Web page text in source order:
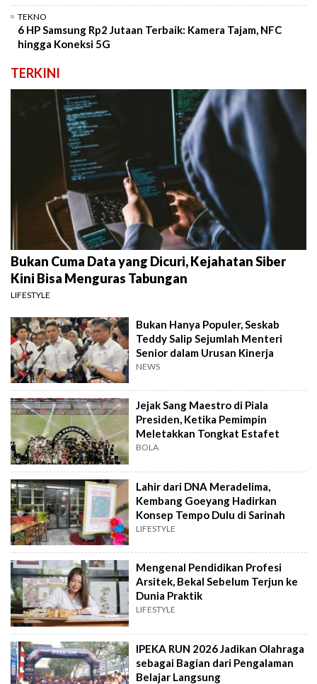
TEKNO
6 HP Samsung Rp2 Jutaan Terbaik: Kamera Tajam, NFC
hingga Koneksi 5G
TERKINI
Bukan Cuma Data yang Dicuri, Kejahatan Siber
Kini Bisa Menguras Tabungan
LIFESTYLE
Bukan Hanya Populer, Seskab
Teddy Salip Sejumlah Menteri
Senior dalam Urusan Kinerja
NEWS
Jejak Sang Maestro di Piala
Presiden, Ketika Pemimpin
Meletakkan Tongkat Estafet
BOLA
Lahir dari DNA Meradelima,
Kembang Goeyang Hadirkan
Konsep Tempo Dulu di Sarinah
LIFESTYLE
Mengenal Pendidikan Profesi
Arsitek, Bekal Sebelum Terjun ke
Dunia Praktik
LIFESTYLE
IPEKA RUN 2026 Jadikan Olahraga
sebagai Bagian dari Pengalaman
Belajar Langsung